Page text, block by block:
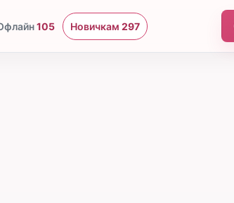
105 Новичкам 297